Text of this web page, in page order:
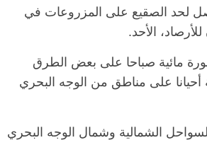
يصل لحد الصقيع على المزروعات في
الأحد.
مائية صباحا على بعض الطرق
أحيانا على مناطق من الوجه البحري
الشمالية وشمال الوجه البحري
الرئيسية مصر ناس وناس
مقعد شاغر على مائدة الإفطار.. يحيى
(بروفايل)